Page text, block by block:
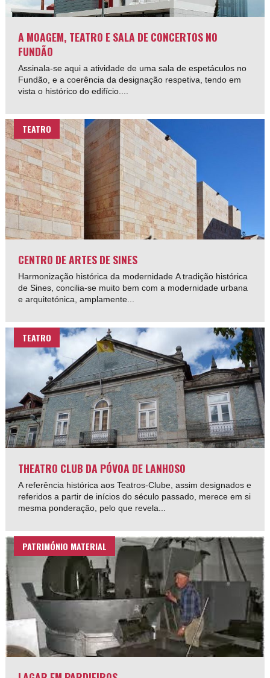
A MOAGEM, TEATRO E SALA DE CONCERTOS NO
FUNDÃO
Assinala-se aqui a atividade de uma sala de espetáculos no
Fundão, e a coerência da designação respetiva, tendo em
vista o histórico do edifício....
TEATRO
CENTRO DE ARTES DE SINES
Harmonização histórica da modernidade A tradição histórica
de Sines, concilia-se muito bem com a modernidade urbana
e arquitetónica, amplamente...
TEATRO
THEATRO CLUB DA PÓVOA DE LANHOSO
A referência histórica aos Teatros-Clube, assim designados e
referidos a partir de inícios do século passado, merece em si
mesma ponderação, pelo que revela...
PATRIMÓNIO MATERIAL